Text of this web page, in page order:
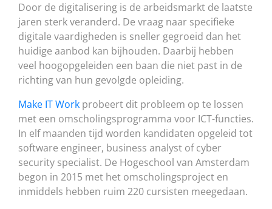
Door de digitalisering is de arbeidsmarkt de laatste
jaren sterk veranderd. De vraag naar specifieke
digitale vaardigheden is sneller gegroeid dan het
huidige aanbod kan bijhouden. Daarbij hebben
veel hoogopgeleiden een baan die niet past in de
richting van hun gevolgde opleiding.
Make IT Work probeert dit probleem op te lossen
met een omscholingsprogramma voor ICT-functies.
In elf maanden tijd worden kandidaten opgeleid tot
software engineer, business analyst of cyber
security specialist. De Hogeschool van Amsterdam
begon in 2015 met het omscholingsproject en
inmiddels hebben ruim 220 cursisten meegedaan.